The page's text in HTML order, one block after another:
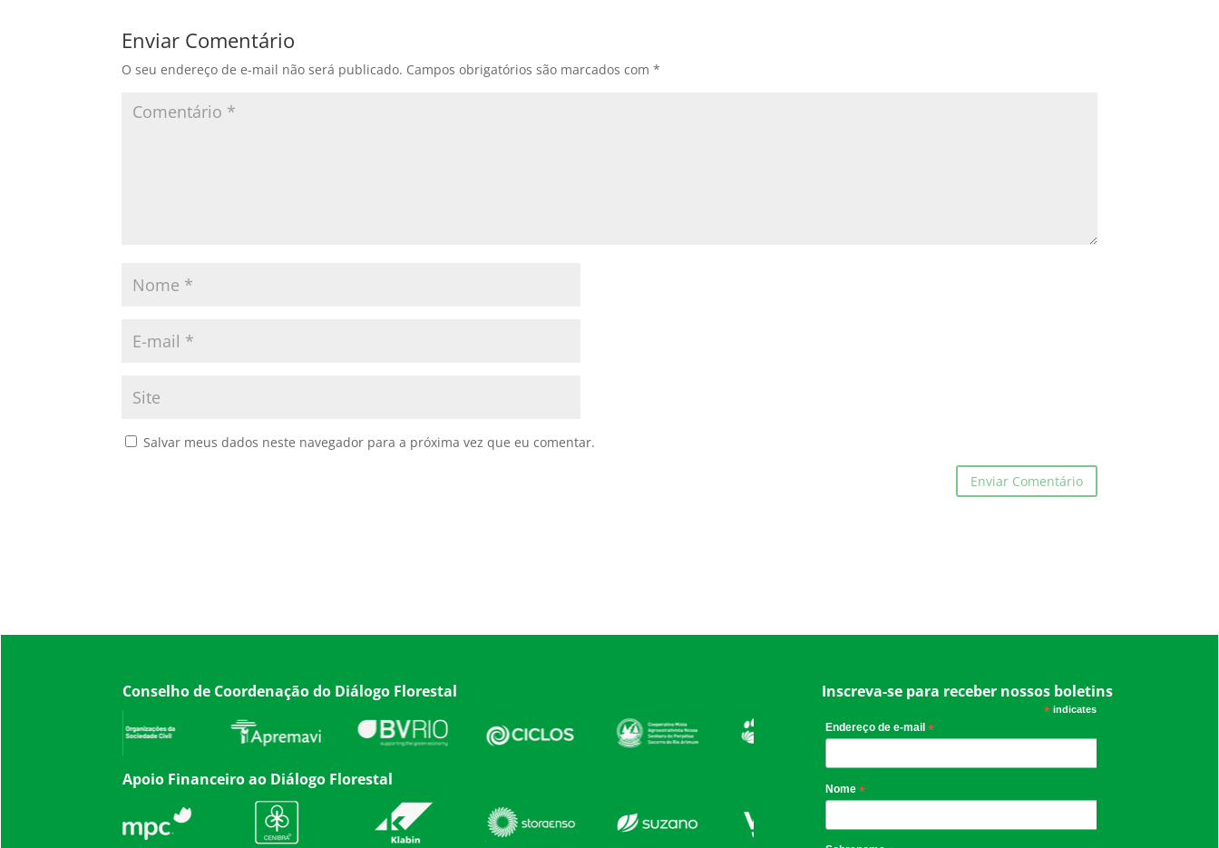
Enviar Comentário
O seu endereço de e-mail não será publicado. Campos obrigatórios são marcados com*
Salvar meus dados neste navegador para a próxima vez que eu comentar.
Conselho de Coordenação do Diálogo Florestal Inscreva-se para receber nossos boletins
Apoio Financeiro ao Diálogo Florestal
*indicates required
Endereço de e-mail*
Nome*